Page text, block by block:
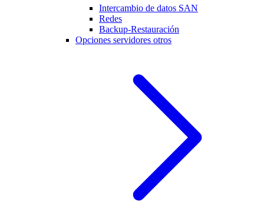
Intercambio de datos SAN
Redes
Backup-Restauración
Opciones servidores otros